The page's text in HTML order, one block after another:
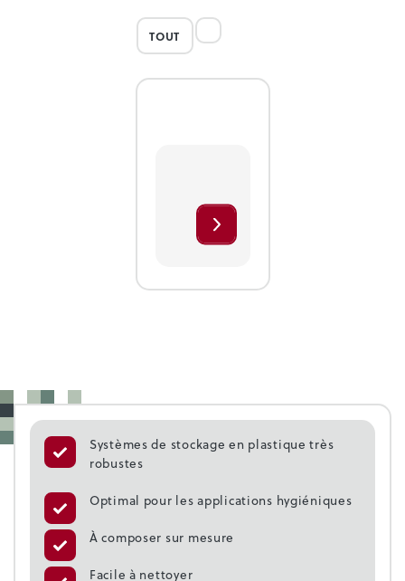
TOUT
Systèmes de stockage en plastique très
robustes
Optimal pour les applications hygiéniques
À composer sur mesure
Facile à nettoyer